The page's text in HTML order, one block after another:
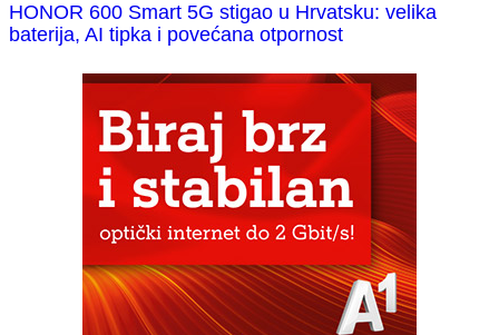
HONOR 600 Smart 5G stigao u Hrvatsku: velika
baterija, AI tipka i povećana otpornost